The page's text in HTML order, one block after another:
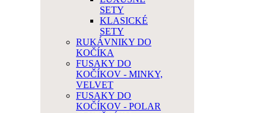
SETY
KLASICKÉ
SETY
RUKÁVNIKY DO
KOČÍKA
FUSAKY DO
KOČÍKOV - MINKY,
VELVET
FUSAKY DO
KOČÍKOV - POLAR